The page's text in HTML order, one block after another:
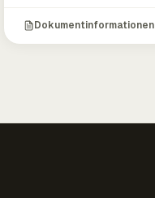
Dokumentinformationen